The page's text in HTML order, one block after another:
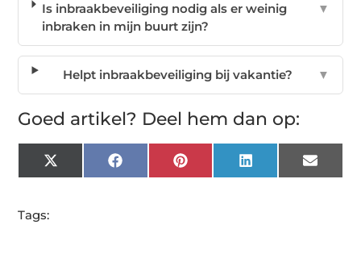
Is inbraakbeveiliging nodig als er weinig
inbraken in mijn buurt zijn?
▼
Helpt inbraakbeveiliging bij vakantie? ▼
Goed artikel? Deel hem dan op:
X
(Twitter)
FacebookPinterest LinkedIn Email
Tags: